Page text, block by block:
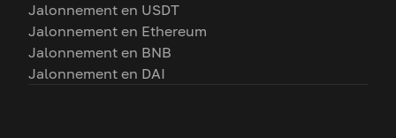
Jalonnement en USDT
Jalonnement en Ethereum
Jalonnement en BNB
Jalonnement en DAI